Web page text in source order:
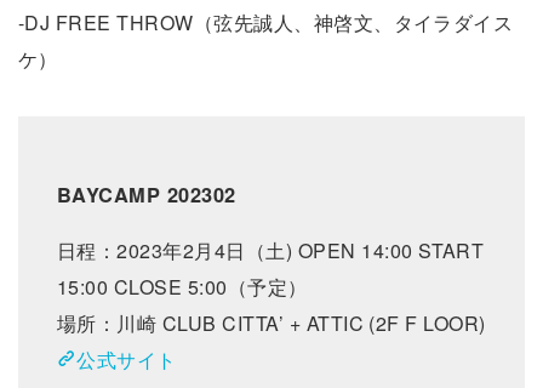
-DJ FREE THROW（弦先誠人、神啓文、タイラダイス
ケ）
BAYCAMP 202302
日程：2023年2月4日（土) OPEN 14:00 START
15:00 CLOSE 5:00（予定）
場所：川崎 CLUB CITTA’ + ATTIC (2F F LOOR)
公式サイト